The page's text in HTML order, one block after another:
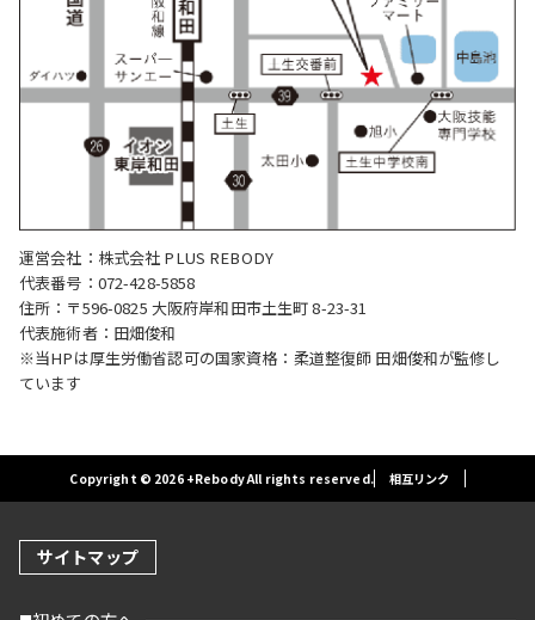
運営会社：株式会社 PLUS REBODY
代表番号：072-428-5858
住所：〒596-0825 大阪府岸和田市土生町 8-23-31
代表施術者：田畑俊和
※当HPは厚生労働省認可の国家資格：柔道整復師 田畑俊和が監修し
ています
Copyright © 2026 +Rebody All rights reserved. 相互リンク
サイトマップ